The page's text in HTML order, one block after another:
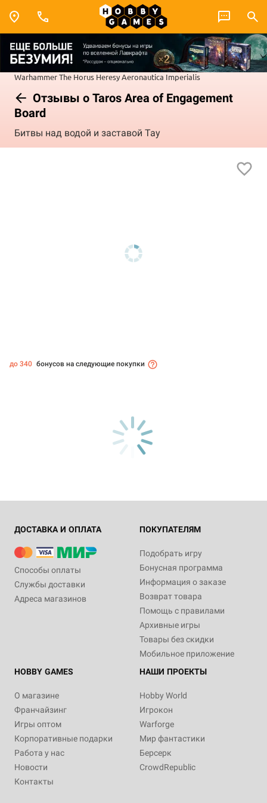
WarhammerThe Horus HeresyAeronautica Imperialis
Отзывы о Taros Area of Engagement
Board
Битвы над водой и заставой Тау
до 340 бонусов на следующие покупки
ДОСТАВКА И ОПЛАТА
Способы оплаты
Службы доставки
Адреса магазинов
ПОКУПАТЕЛЯМ
Подобрать игру
Бонусная программа
Информация о заказе
Возврат товара
Помощь с правилами
Архивные игры
Товары без скидки
Мобильное приложение
HOBBY GAMES
О магазине
Франчайзинг
Игры оптом
Корпоративные подарки
Работа у нас
Новости
Контакты
НАШИ ПРОЕКТЫ
Hobby World
Игрокон
Warforge
Мир фантастики
Берсерк
CrowdRepublic